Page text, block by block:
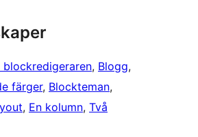
blockredigeraren, Blogg
färger, Blockteman
, En kolumn, Två